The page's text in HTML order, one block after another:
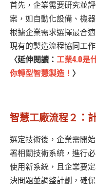
首先，企業需要研究並
案，如自動化設備、機
根據企業需求選擇最合
現有的製造流程協同工作
〈延伸閱讀： 工業4.0是
你轉型智慧製造！ 〉
智慧工廠流程２：
選定技術後，企業需開
署相關技術系統，進行
使用新系統，且企業要
決問題並調整計劃，確